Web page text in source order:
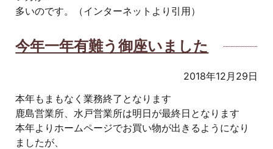
多いのです。（インターネットより引用）
今年一年有難う御座いました
2018年12月29日
本年もまもなく業務終了となります
鹿島営業所、水戸営業所は明日が最終日となります
本年よりホームページでお買い物が出きるようになり
ましたが、